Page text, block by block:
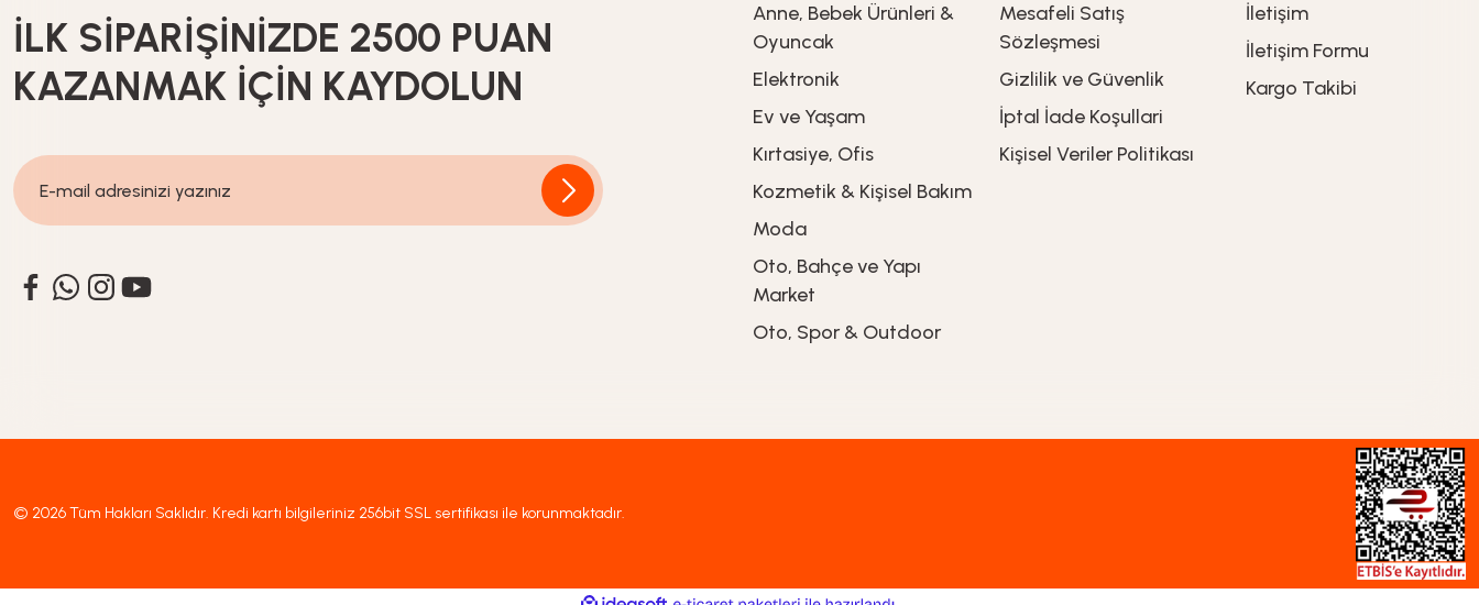
İLK SİPARİŞİNİZDE 2500 PUAN
KAZANMAK İÇİN KAYDOLUN
Anne, Bebek Ürünleri &
Oyuncak
Elektronik
Ev ve Yaşam
Kırtasiye, Ofis
Kozmetik & Kişisel Bakım
Moda
Oto, Bahçe ve Yapı
Market
Oto, Spor & Outdoor
Mesafeli Satış
Sözleşmesi
Gizlilik ve Güvenlik
İptal İade Koşullari
Kişisel Veriler Politikası
İletişim
İletişim Formu
Kargo Takibi
© 2026 Tüm Hakları Saklıdır. Kredi kartı bilgileriniz 256bit SSL sertifikası ile korunmaktadır.